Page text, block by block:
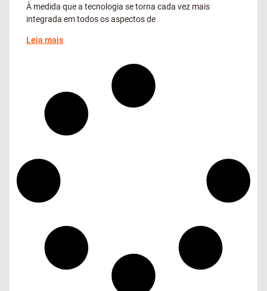
À medida que a tecnologia se torna cada vez mais
integrada em todos os aspectos de
Leia mais